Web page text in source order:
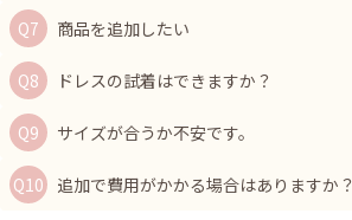
商品を追加したい
ドレスの試着はできますか？
サイズが合うか不安です。
追加で費用がかかる場合はありますか？